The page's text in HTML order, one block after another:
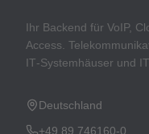
Ihr Backend für VoIP,
Access.
IT‑Systemhäuser und
Deutschland
+49 89 746160-0